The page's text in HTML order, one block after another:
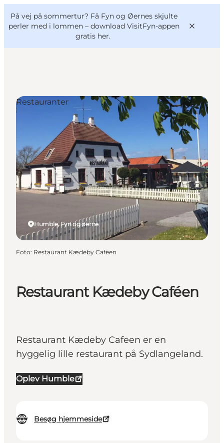
På vej på sommertur? Få Fyn og Øernes skjulte
perler med i lommen – download VisitFyn-appen
gratis her.
Mad og drikke
Overnatning
Book lokale oplevelser
VisitFyn
Deutsch
Restaurant Kædeby Caféen
Restaurant Kædeby Cafeen er en
hyggelig lille restaurant på Sydlangeland.
Oplev Humble
Besøg hjemmeside
Humble, Fyn og øerne
Restauranter
Foto: Restaurant Kædeby Cafeen